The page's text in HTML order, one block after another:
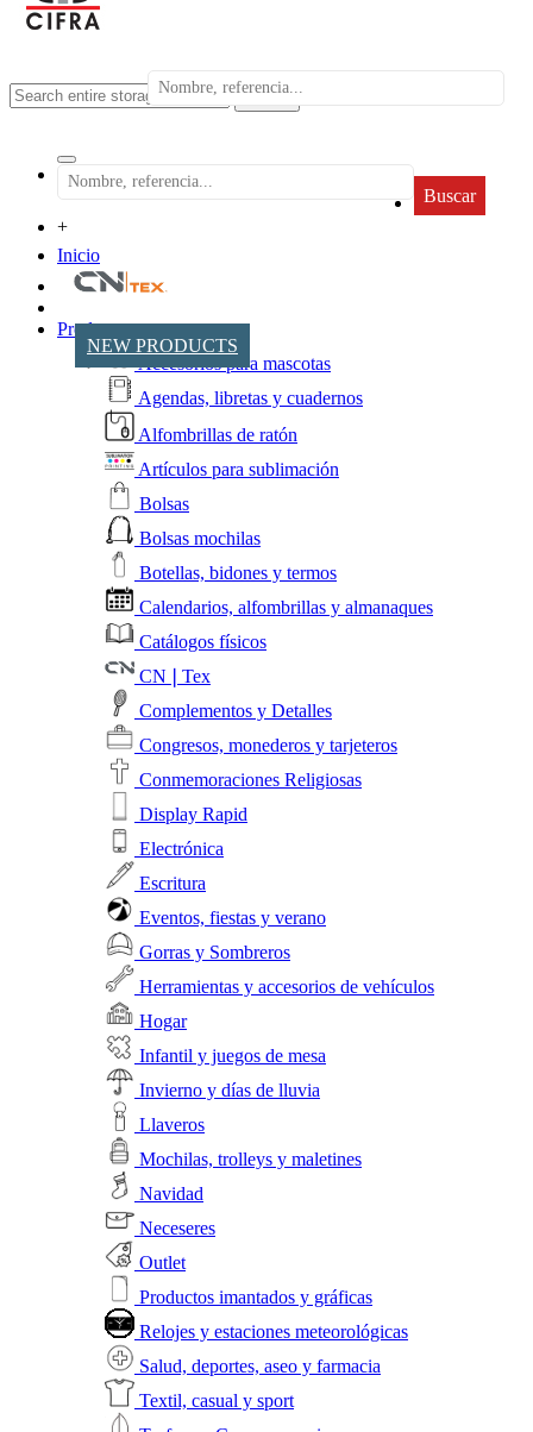
search
Buscar
+
Inicio
NEW PRODUCTS
Productos
Accesorios para mascotas
Agendas, libretas y cuadernos
Alfombrillas de ratón
Artículos para sublimación
Bolsas
Bolsas mochilas
Botellas, bidones y termos
Calendarios, alfombrillas y almanaques
Catálogos físicos
CN❘Tex
Complementos y Detalles
Congresos, monederos y tarjeteros
Conmemoraciones Religiosas
Display Rapid
Electrónica
Escritura
Eventos, fiestas y verano
Gorras y Sombreros
Herramientas y accesorios de vehículos
Hogar
Infantil y juegos de mesa
Invierno y días de lluvia
Llaveros
Mochilas, trolleys y maletines
Navidad
Neceseres
Outlet
Productos imantados y gráficas
Relojes y estaciones meteorológicas
Salud, deportes, aseo y farmacia
Textil, casual y sport